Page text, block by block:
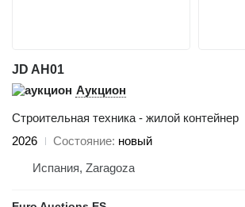
JD AH01
Аукцион
Строительная техника - жилой контейнер
2026
Состояние новый
Испания, Zaragoza